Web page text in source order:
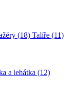
(18) Talíře (11)
a lehátka (12)